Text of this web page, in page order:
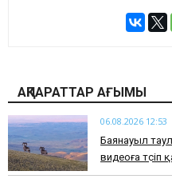
АҚПАРАТТАР АҒЫМЫ
06.08.2026 12:53
Баянауыл
видеоға түсіп